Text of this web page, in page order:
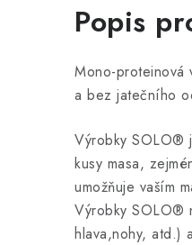
Popis
Mono-proteinová
a bez jatečního
Výrobky SOLO®
kusy masa,
umožňuje vaším
Výrobky SOLO®
hlava,nohy, atd.)